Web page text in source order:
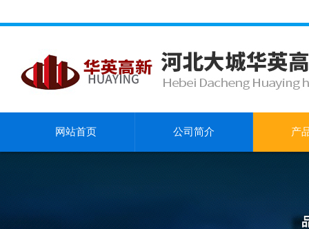
网站首页 公司简介 产